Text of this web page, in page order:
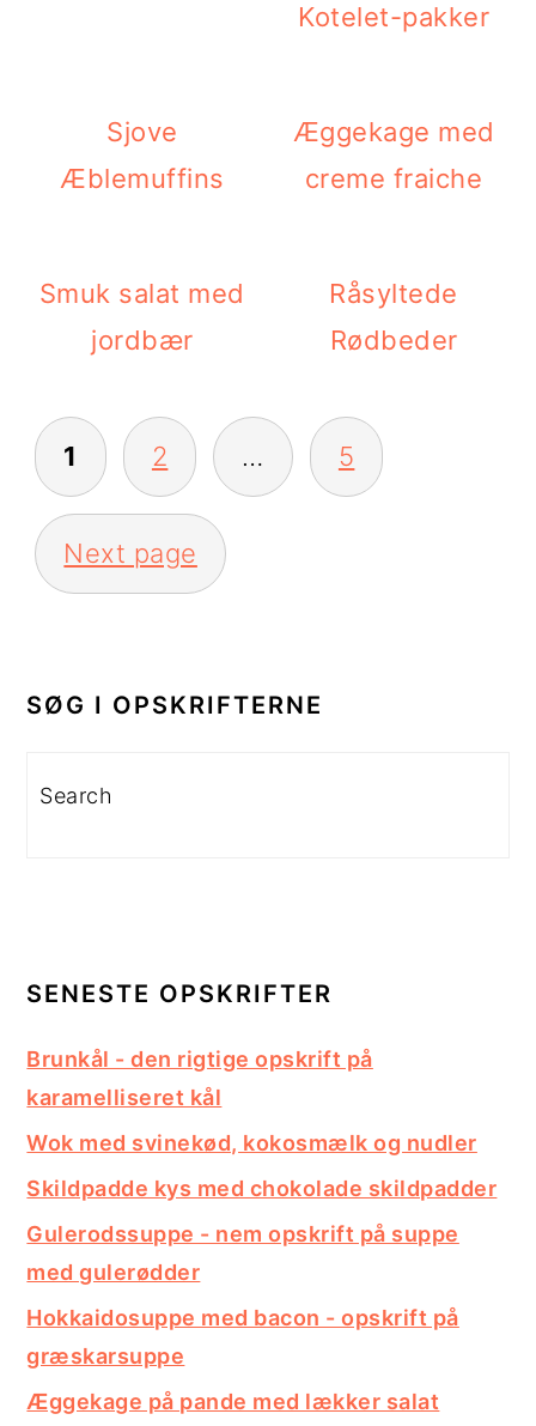
Kotelet-pakker
Sjove
Æblemuffins
Æggekage med
creme fraiche
Smuk salat med
jordbær
Råsyltede
Rødbeder
INDLÆGSINDDELING
1 2 … 5
Next page
SIDEBAR
SØG I OPSKRIFTERNE
Search
SENESTE OPSKRIFTER
Brunkål - den rigtige opskrift på
karamelliseret kål
Wok med svinekød, kokosmælk og nudler
Skildpadde kys med chokolade skildpadder
Gulerodssuppe - nem opskrift på suppe
med gulerødder
Hokkaidosuppe med bacon - opskrift på
græskarsuppe
Æggekage på pande med lækker salat